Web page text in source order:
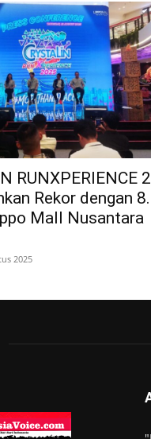
RUNXPERIENCE
Rekor dengan
Mall Nusantara
2025